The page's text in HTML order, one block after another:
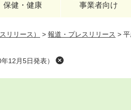
保健・健康
事業者向け
リリース） > 報道・プレスリリース >
12月5日発表）